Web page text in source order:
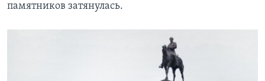
памятников затянулась.